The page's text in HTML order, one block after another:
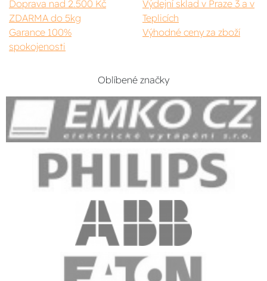
Doprava nad 2.500 Kč
ZDARMA do 5kg
Výdejní sklad v Praze 3 a v
Teplicích
Garance 100%
spokojenosti
Výhodné ceny za zboží
Oblíbené značky